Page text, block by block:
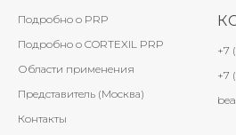
Подробно о PRP
Подробно о CORTEXIL PRP
Области применения
Представитель (Москва)
Контакты
+7
+7